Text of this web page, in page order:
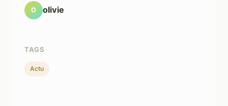
O olivie
TAGS
Actu